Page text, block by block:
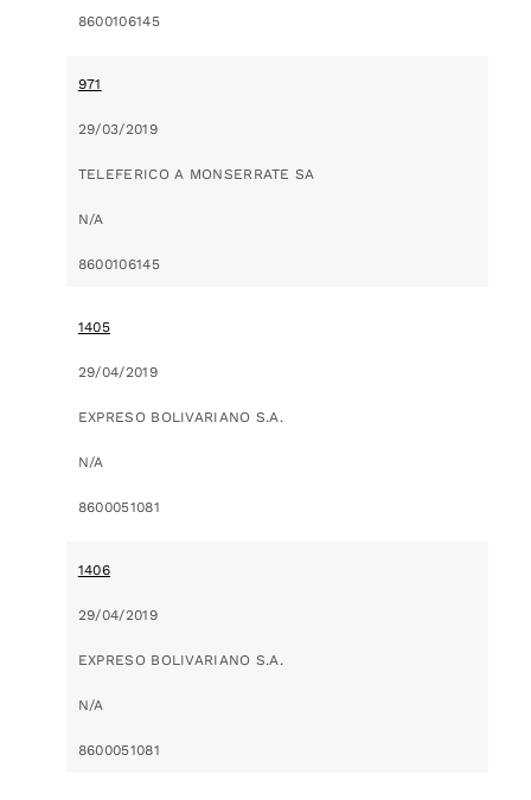
8600106145
971
29/03/2019
TELEFERICO A MONSERRATE SA
N/A
8600106145
1405
29/04/2019
EXPRESO BOLIVARIANO S.A.
N/A
8600051081
1406
29/04/2019
EXPRESO BOLIVARIANO S.A.
N/A
8600051081